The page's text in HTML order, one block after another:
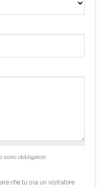
sono obbligatori.
che tu sia un visitatore